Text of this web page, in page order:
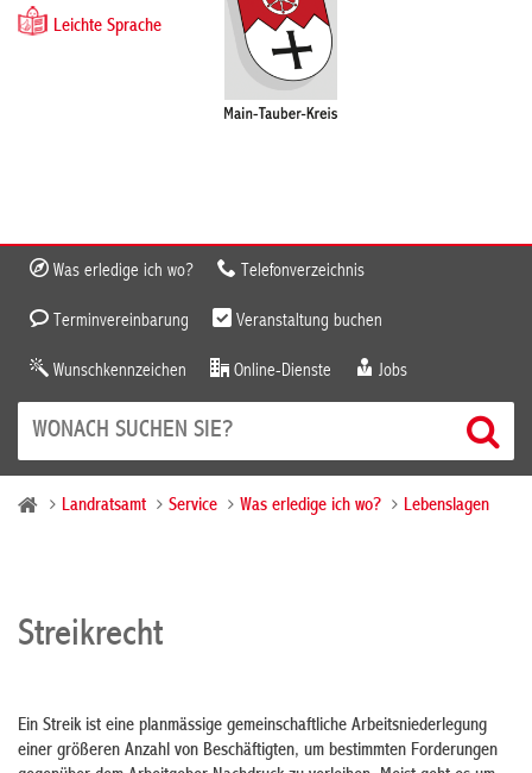
Leichte Sprache
Was erledige ich wo? Telefonverzeichnis
Terminvereinbarung Veranstaltung buchen
Wunschkennzeichen Online-Dienste Jobs
Landratsamt Service Was erledige ich wo? Lebenslagen
Streikrecht
Ein Streik ist eine planmässige gemeinschaftliche Arbeitsniederlegung
einer größeren Anzahl von Beschäftigten, um bestimmten Forderungen